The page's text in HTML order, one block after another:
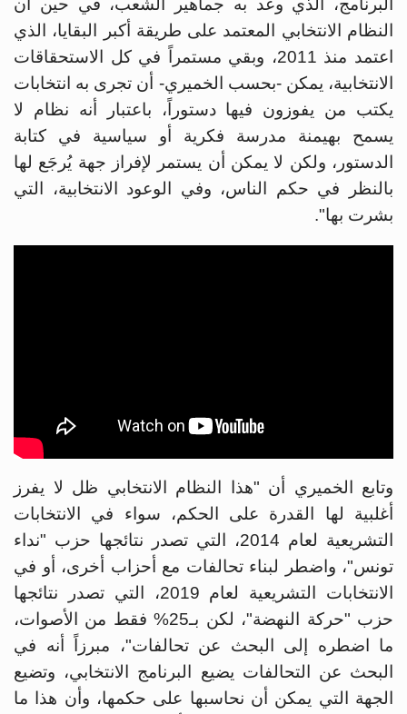
النظام الانتخابي المعتمد على طريقة أكبر البقايا، الذي
اعتمد منذ 2011، وبقي مستمراً في كل الاستحقاقات
الانتخابية، يمكن -بحسب الخميري- أن تجرى به انتخابات
يكتب من يفوزون فيها دستوراً، باعتبار أنه نظام لا
يسمح بهيمنة مدرسة فكرية أو سياسية في كتابة
الدستور، ولكن لا يمكن أن يستمر لإفراز جهة يُرجَع لها
بالنظر في حكم الناس، وفي الوعود الانتخابية، التي
بشرت بها".
وتابع الخميري أن "هذا النظام الانتخابي ظل لا يفرز
أغلبية لها القدرة على الحكم، سواء في الانتخابات
التشريعية لعام 2014، التي تصدر نتائجها حزب "نداء
تونس"، واضطر لبناء تحالفات مع أحزاب أخرى، أو في
الانتخابات التشريعية لعام 2019، التي تصدر نتائجها
حزب "حركة النهضة"، لكن بـ25% فقط من الأصوات،
ما اضطره إلى البحث عن تحالفات"، مبرزاً أنه في
البحث عن التحالفات يضيع البرنامج الانتخابي، وتضيع
الجهة التي يمكن أن نحاسبها على حكمها، وأن هذا ما